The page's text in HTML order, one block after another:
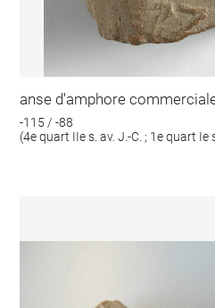
anse d'amphore
-115 / -88
(4e quart IIe s. av. J.-C. ; 1e quart Ie